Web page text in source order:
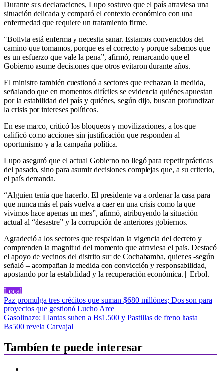
Durante sus declaraciones, Lupo sostuvo que el país atraviesa una
situación delicada y comparó el contexto económico con una
enfermedad que requiere un tratamiento firme.
“Bolivia está enferma y necesita sanar. Estamos convencidos del
camino que tomamos, porque es el correcto y porque sabemos que
es un esfuerzo que vale la pena”, afirmó, remarcando que el
Gobierno asume decisiones que otros evitaron durante años.
El ministro también cuestionó a sectores que rechazan la medida,
señalando que en momentos difíciles se evidencia quiénes apuestan
por la estabilidad del país y quiénes, según dijo, buscan profundizar
la crisis por intereses políticos.
En ese marco, criticó los bloqueos y movilizaciones, a los que
calificó como acciones sin justificación que responden al
oportunismo y a la campaña política.
Lupo aseguró que el actual Gobierno no llegó para repetir prácticas
del pasado, sino para asumir decisiones complejas que, a su criterio,
el país demanda.
“Alguien tenía que hacerlo. El presidente va a ordenar la casa para
que nunca más el país vuelva a caer en una crisis como la que
vivimos hace apenas un mes”, afirmó, atribuyendo la situación
actual al “desastre” y la corrupción de anteriores gobiernos.
Agradeció a los sectores que respaldan la vigencia del decreto y
comprenden la magnitud del momento que atraviesa el país. Destacó
el apoyo de vecinos del distrito sur de Cochabamba, quienes -según
señaló – acompañan la medida con convicción y responsabilidad,
apostando por la estabilidad y la recuperación económica. || Erbol.
Local
Navegación
de
entradas
Paz promulga tres créditos que suman $680 millónes; Dos son para
proyectos que gestionó Lucho Arce
Gasolinazo: Llantas suben a Bs1.500 y Pastillas de freno hasta
Bs500 revela Carvajal
Tambíen te puede interesar